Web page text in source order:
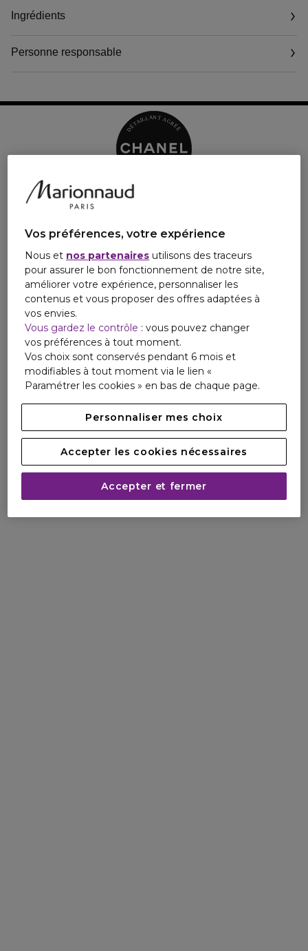
La texture veloutée de SUBLIMAGE Le Sérum fusionne avec la
suite du rituel SUBLIMAGE.
verre étiré. L'écrin breveté**, aux lignes épurées, a été pensé
comme un objet précieux et intemporel.
* Définis par la Recherche de CHANEL, pour une action globale
sur : hydratation, confort, rides, structure, uniformité, force, éclat.
Ingrédients
Personne responsable
Vos préférences, votre expérience
Nous et nos partenaires utilisons des traceurs
pour assurer le bon fonctionnement de notre site,
améliorer votre expérience, personnaliser les
contenus et vous proposer des offres adaptées à
vos envies.
Vous gardez le contrôle : vous pouvez changer
vos préférences à tout moment.
Vos choix sont conservés pendant 6 mois et
modifiables à tout moment via le lien «
Paramétrer les cookies » en bas de chaque page.
Personnaliser mes choix
Accepter les cookies nécessaires
Accepter et fermer